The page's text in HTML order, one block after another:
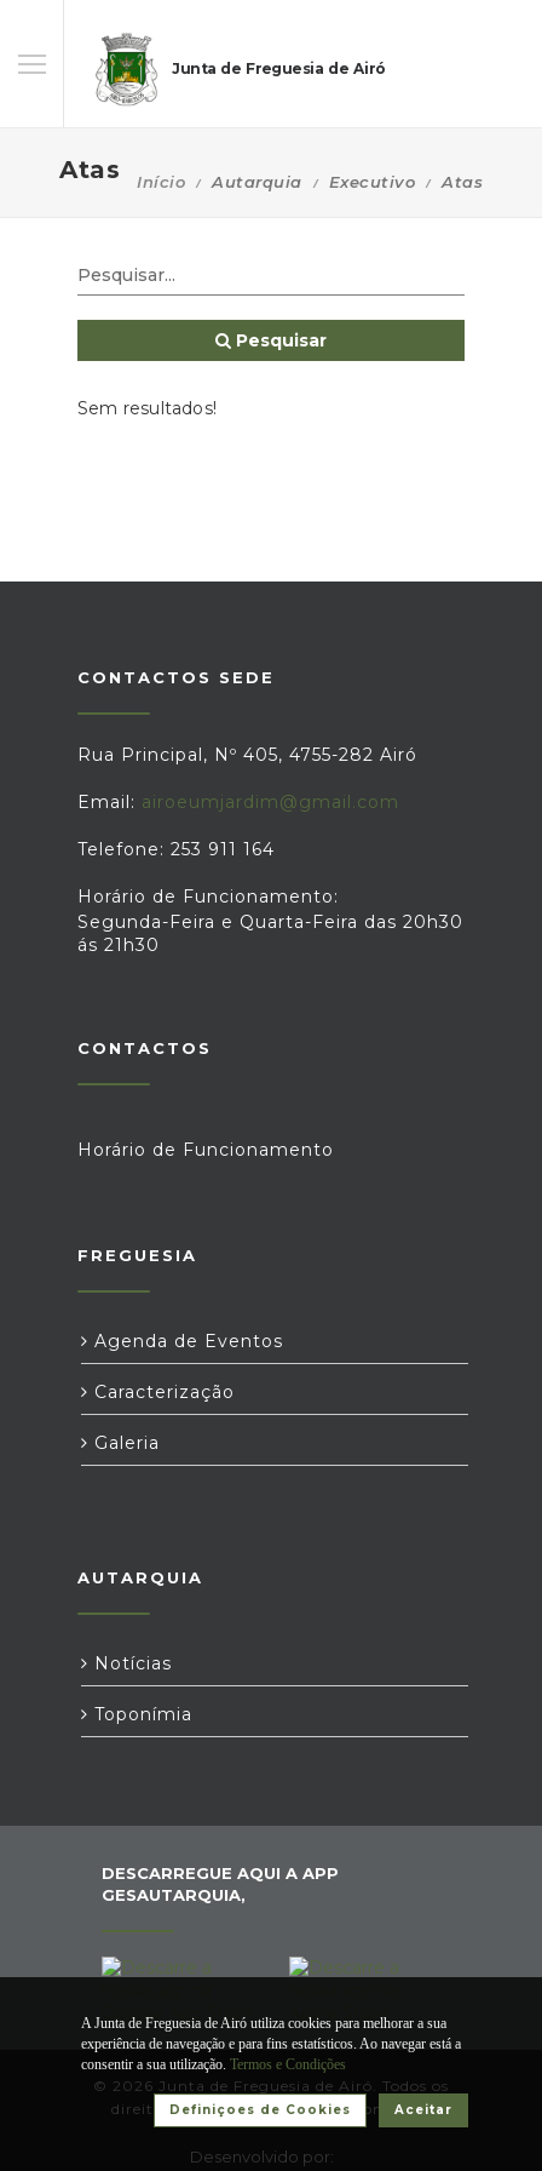
Junta de Freguesia de Airó
Atas Início Autarquia Executivo Atas
Pesquisar
Sem resultados!
CONTACTOS SEDE
Rua Principal, Nº 405, 4755-282 Airó
Email: airoeumjardim@gmail.com
Telefone: 253 911 164
Horário de Funcionamento:
Segunda-Feira e Quarta-Feira das 20h30
ás 21h30
CONTACTOS
Horário de Funcionamento
FREGUESIA
Agenda de Eventos
Caracterização
Galeria
AUTARQUIA
Notícias
Toponímia
DESCARREGUE AQUI A APP
GESAUTARQUIA,
© 2026 Junta de Freguesia de Airó. Todos os
direitos reservados |Termos e Condições
Desenvolvido por:
A Junta de Freguesia de Airó utiliza cookies para melhorar a sua
experiência de navegação e para fins estatísticos. Ao navegar está a
consentir a sua utilização. Termos e Condições
Aceitar
Definiçoes de Cookies